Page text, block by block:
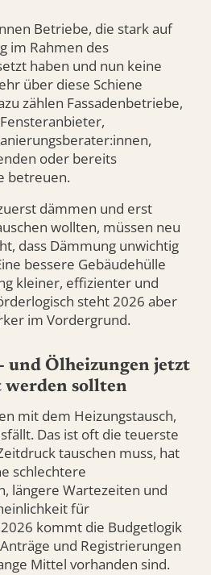
Betriebe, die stark auf
im Rahmen des
haben und nun keine
über diese Schiene
zählen Fassadenbetriebe,
oder bereits
betreuen.
dämmen und erst
wollten, müssen neu
dass Dämmung unwichtig
bessere Gebäudehülle
kleiner, effizienter und
steht 2026 aber
im Vordergrund.
und Ölheizungen jetzt
werden sollten
mit dem Heizungstausch,
Das ist oft die teuerste
tauschen muss, hat
schlechtere
längere Wartezeiten und
für
kommt die Budgetlogik
und Registrierungen
Mittel vorhanden sind.